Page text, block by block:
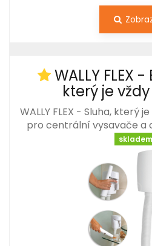
WALLY FLEX
který je
WALLY FLEX - Sluha, který
pro centrální vysavače a
skladem